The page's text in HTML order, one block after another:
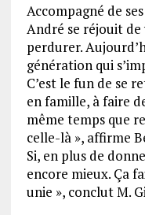
Accompagné de
André se réjouit
perdurer.
génération qui
C’est le fun de se
en famille, à faire
même temps que
celle-là », affirme
Si, en plus de
encore mieux. Ça
unie », conclut M.